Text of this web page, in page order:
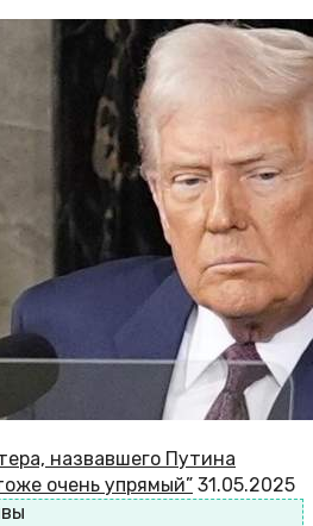
назвавшего Путина
очень упрямый” 31.05.2025